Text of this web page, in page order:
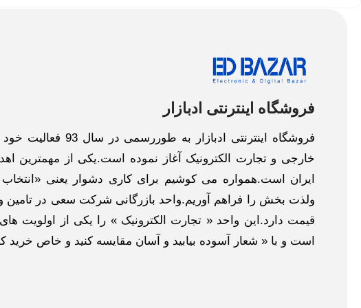
فروشگاه اینترنتی ادبازار
فروشگاه اینترنتی
خارجی و تجارت الکترونیک آغاز نموده است.یکی از مهمترین
ایران است.همواره می کوشیم برای کاری دشوار یعنی
ولذت بخش را فراهم آوریم.واحد بازرگانی شرکت سعی در
قیمت دارد.این واحد « تجارت الکترونیک » را یکی از اولویت
است و با « شعار آسوده بیابید و آسان مقایسه کنید و خاص